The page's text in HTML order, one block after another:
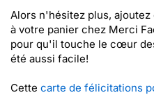
Alors n'hésitez plus,
à votre panier chez Merci
pour qu'il touche le cœur
été aussi facile!
Cette carte de félicitations